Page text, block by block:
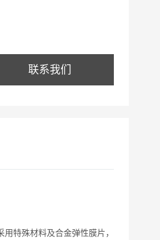
联系我们
特殊材料及合金弹性膜片，